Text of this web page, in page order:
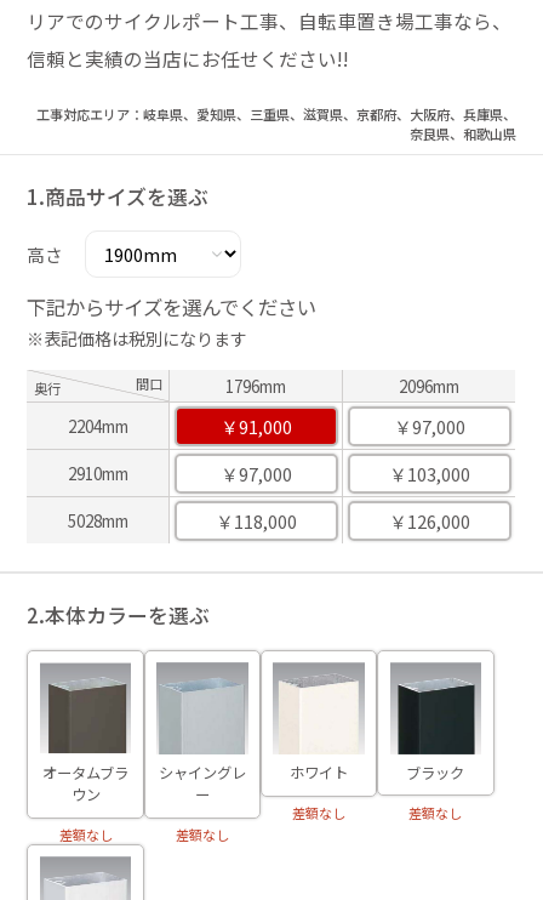
リアでのサイクルポート工事、自転車置き場工事なら、
信頼と実績の当店にお任せください!!
工事対応エリア：岐阜県、愛知県、三重県、滋賀県、京都府、大阪府、兵庫県、
奈良県、和歌山県
1.商品サイズを選ぶ
高さ
下記からサイズを選んでください
※表記価格は税別になります
奥行 間口 1796mm
2096mm
2204mm
￥91,000 ￥97,000
2910mm ￥97,000 ￥103,000
5028mm ￥118,000 ￥126,000
2.本体カラーを選ぶ
オータムブラ
ウン
差額なし
シャイングレ
ー
差額なし
ホワイト
差額なし
ブラック
差額なし